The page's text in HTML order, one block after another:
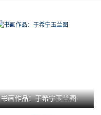
书画作品：于希宁玉兰图